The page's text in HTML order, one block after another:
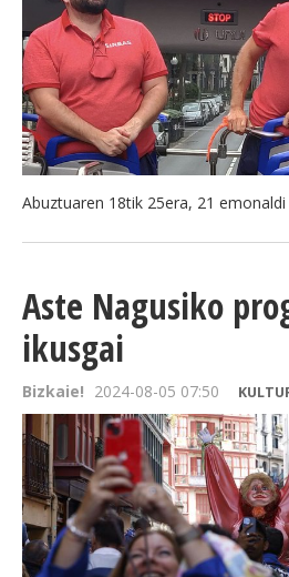
Abuztuaren 18tik 25era, 21
Aste Nagusiko
ikusgai
Bizkaie! 2024-08-05 07:50